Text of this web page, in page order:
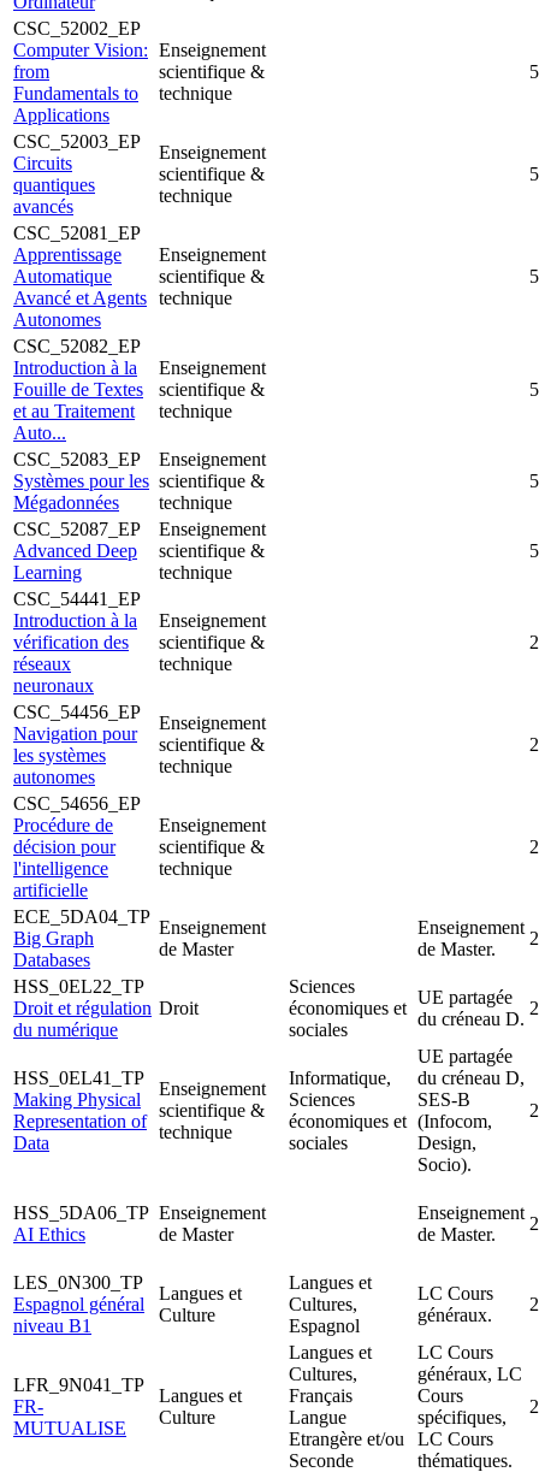
CSC_52002_EP
Computer Vision:
from
Fundamentals to
Applications
Enseignement
scientifique &
technique
5
CSC_52003_EP
Circuits
quantiques
avancés
Enseignement
scientifique &
technique
5
CSC_52081_EP
Apprentissage
Automatique
Avancé et Agents
Autonomes
Enseignement
scientifique &
technique
5
CSC_52082_EP
Introduction à la
Fouille de Textes
et au Traitement
Auto...
Enseignement
scientifique &
technique
5
CSC_52083_EP
Systèmes pour les
Mégadonnées
Enseignement
scientifique &
technique
5
CSC_52087_EP
Advanced Deep
Learning
Enseignement
scientifique &
technique
5
CSC_54441_EP
Introduction à la
vérification des
réseaux
neuronaux
Enseignement
scientifique &
technique
CSC_54456_EP
Navigation pour
les systèmes
autonomes
Enseignement
scientifique &
technique
CSC_54656_EP
Procédure de
décision pour
l'intelligence
artificielle
Enseignement
scientifique &
technique
ECE_5DA04_TP
Big Graph
Databases
Enseignement
de Master
Enseignement
de Master.
HSS_0EL22_TP
Droit et régulation
du numérique
Droit
Sciences
économiques et
sociales
UE partagée
du créneau D.
HSS_0EL41_TP
Making Physical
Representation of
Data
Enseignement
scientifique &
technique
Informatique,
Sciences
économiques et
sociales
UE partagée
du créneau D,
SES-B
(Infocom,
Design,
Socio).
HSS_5DA06_TP
AI Ethics
Enseignement
de Master
Enseignement
de Master.
LES_0N300_TP
Espagnol général
niveau B1
Langues et
Culture
Langues et
Cultures,
Espagnol
LC Cours
généraux.
2
LFR_9N041_TP
FR-
MUTUALISE
Langues et
Culture
Langues et
Cultures,
Français
Langue
Etrangère et/ou
Seconde
LC Cours
généraux, LC
Cours
spécifiques,
LC Cours
thématiques.